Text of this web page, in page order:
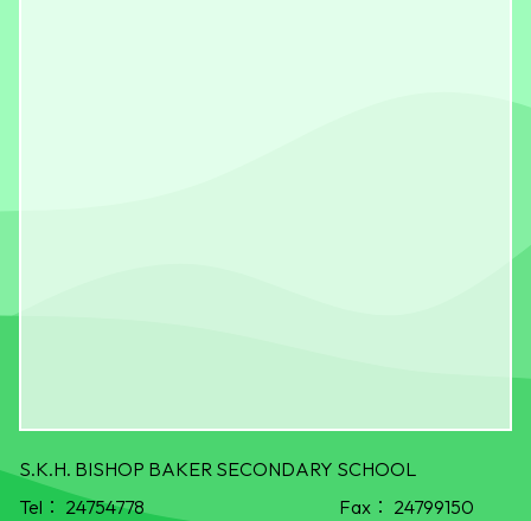
S.K.H. BISHOP BAKER SECONDARY SCHOOL
Tel： 24754778 Fax： 24799150